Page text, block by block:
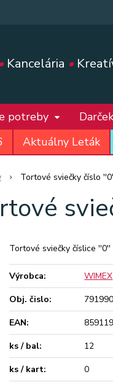
•Kancelária •
potreby
Aktuálny Leták
Tortové sviečky číslo
Tortové sviečky číslice ''0''
Výrobca:
WIMEX
Obj. čislo:
EAN:
ks / bal:
12
ks / kart:
0